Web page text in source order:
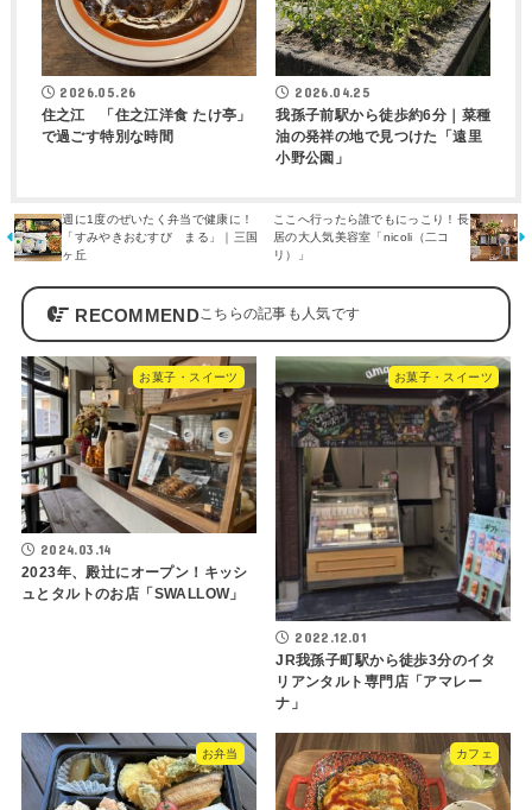
2026.05.26
住之江 「住之江洋食 たけ亭」
で過ごす特別な時間
2026.04.25
我孫子前駅から徒歩約6分｜菜種
油の発祥の地で見つけた「遠里
小野公園」
週に1度のぜいたく弁当で健康に！
「すみやきおむすび まる」｜三国
ヶ丘
ここへ行ったら誰でもにっこり！長
居の大人気美容室「nicoli（二コ
リ）」
RECOMMEND
お菓子・スイーツ
2024.03.14
2023年、殿辻にオープン！キッシ
ュとタルトのお店「SWALLOW」
お菓子・スイーツ
2022.12.01
JR我孫子町駅から徒歩3分のイタ
リアンタルト専門店「アマレー
ナ」
お弁当 カフェ